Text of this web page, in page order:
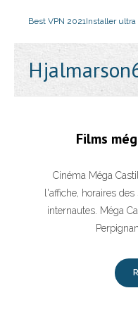
Best VPN 2021Installer
Films
Cinéma Méga
l'affiche, horaires
internautes. Méga